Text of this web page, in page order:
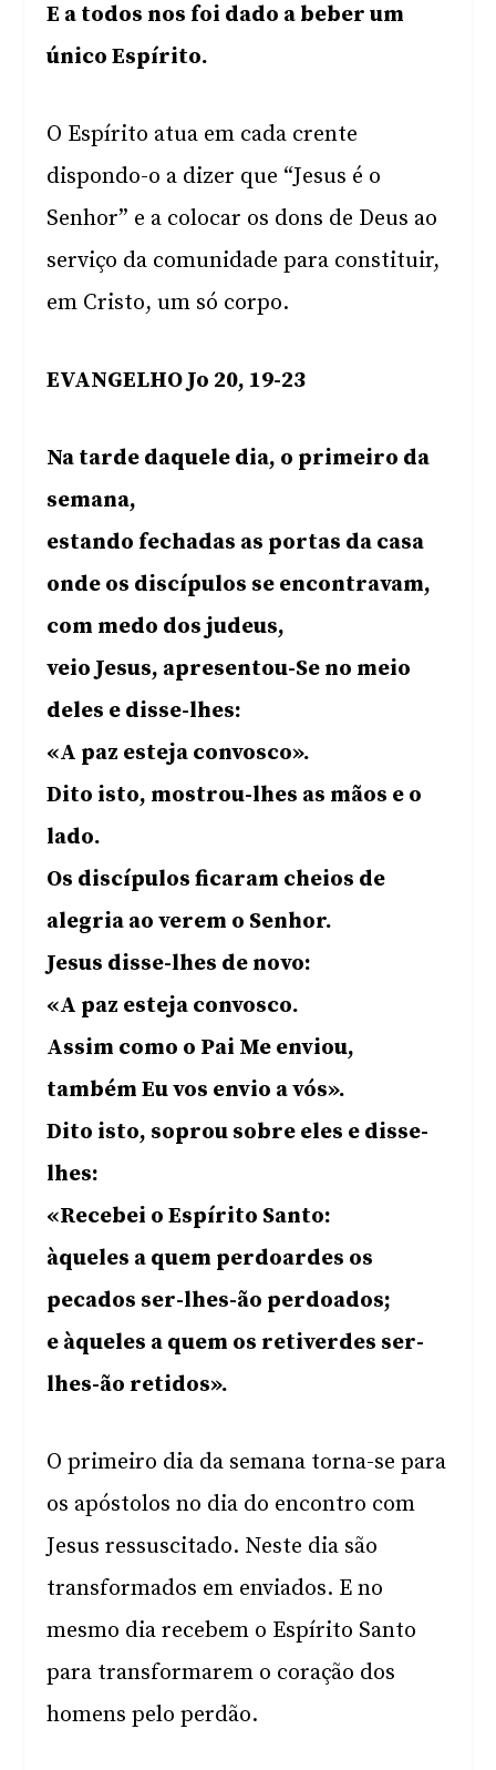
E a todos nos foi dado a beber um
único Espírito.
O Espírito atua em cada crente
dispondo-o a dizer que “Jesus é o
Senhor” e a colocar os dons de Deus ao
serviço da comunidade para constituir,
em Cristo, um só corpo.
EVANGELHO Jo 20, 19-23
Na tarde daquele dia, o primeiro da
semana,
estando fechadas as portas da casa
onde os discípulos se encontravam,
com medo dos judeus,
veio Jesus, apresentou-Se no meio
deles e disse-lhes:
«A paz esteja convosco».
Dito isto, mostrou-lhes as mãos e o
lado.
Os discípulos ficaram cheios de
alegria ao verem o Senhor.
Jesus disse-lhes de novo:
«A paz esteja convosco.
Assim como o Pai Me enviou,
também Eu vos envio a vós».
Dito isto, soprou sobre eles e disse-
lhes:
«Recebei o Espírito Santo:
àqueles a quem perdoardes os
pecados ser-lhes-ão perdoados;
e àqueles a quem os retiverdes ser-
lhes-ão retidos».
O primeiro dia da semana torna-se para
os apóstolos no dia do encontro com
Jesus ressuscitado. Neste dia são
transformados em enviados. E no
mesmo dia recebem o Espírito Santo
para transformarem o coração dos
homens pelo perdão.